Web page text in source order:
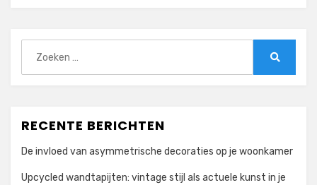
naar:
RECENTE BERICHTEN
De invloed van asymmetrische decoraties op je woonkamer
Upcycled wandtapijten: vintage stijl als actuele kunst in je